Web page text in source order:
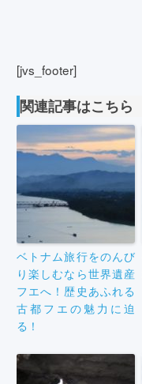
[jvs_footer]
関連記事はこちら
ベトナム旅行をのんび
り楽しむなら世界遺産
フエへ！歴史あふれる
古都フエの魅力に迫
る！